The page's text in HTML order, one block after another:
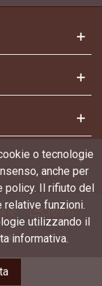
Crediti
o tecnologie
anche per
policy. Il rifiuto del
relative funzioni.
utilizzando il
informativa.